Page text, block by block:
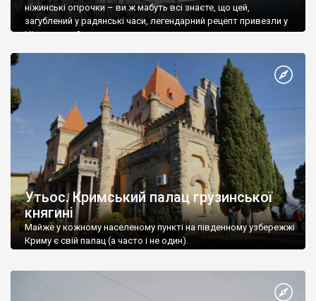
ніжинські огірочки – ви ж мабуть всі знаєте, що цей,
загублений у радянські часи, легендарний рецепт привезли у
Ніжин греки?
Утьос. Кримський палац грузинської
княгині
Майже у кожному населеному пункті на південному узбережжі
Криму є свій палац (а часто і не один).